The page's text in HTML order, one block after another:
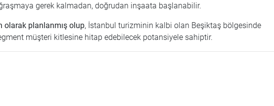
gerek kalmadan, doğrudan inşaata başlanabilir.
olarak planlanmış olup, İstanbul turizminin kalbi olan Beşiktaş bölgesinde
müşteri kitlesine hitap edebilecek potansiyele sahiptir.